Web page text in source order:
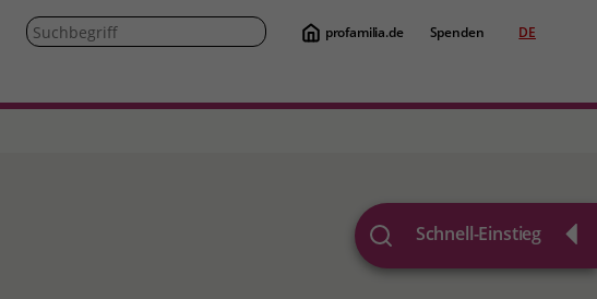
profamilia.de Spenden DE
Schnell-Einstieg